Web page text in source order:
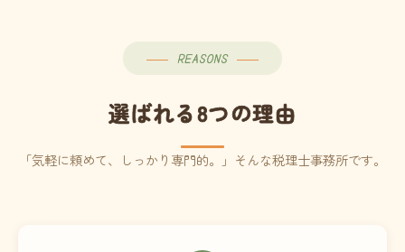
REASONS
選ばれる8つの理由
「気軽に頼めて、しっかり専門的。」そんな税理士事務所です。